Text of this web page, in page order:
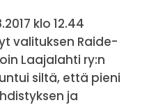
klo 12.44
valituksen Raide-
Laajalahti ry:n
siltä, että pieni
ja